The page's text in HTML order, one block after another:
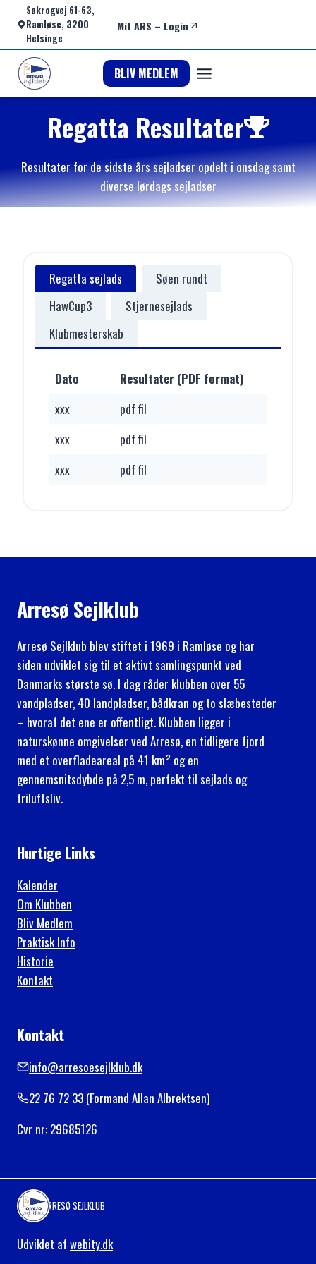
Fortsæt
indhold
Søkrogvej 61-63,
Ramløse, 3200
Helsinge
Mit ARS – Login
BLIV MEDLEM
Regatta Resultater
Resultater for de sidste års sejladser opdelt i onsdag samt
diverse lørdags sejladser
Regatta sejlads
Søen rundt
HawCup3
Stjernesejlads
Klubmesterskab
Dato
Resultater (PDF format)
xxx
pdf fil
xxx
pdf fil
xxx
pdf fil
Arresø Sejlklub
Arresø Sejlklub blev stiftet i 1969 i Ramløse og har
siden udviklet sig til et aktivt samlingspunkt ved
Danmarks største sø. I dag råder klubben over 55
vandpladser, 40 landpladser, bådkran og to slæbesteder
– hvoraf det ene er offentligt. Klubben ligger i
naturskønne omgivelser ved Arresø, en tidligere fjord
med et overfladeareal på 41 km² og en
gennemsnitsdybde på 2,5 m, perfekt til sejlads og
friluftsliv.
Hurtige Links
Kalender
Om Klubben
Bliv Medlem
Praktisk Info
Historie
Kontakt
Kontakt
info@arresoesejlklub.dk
22 76 72 33 (Formand Allan Albrektsen)
Cvr nr: 29685126
ARRESØ SEJLKLUB
Udviklet af webity.dk